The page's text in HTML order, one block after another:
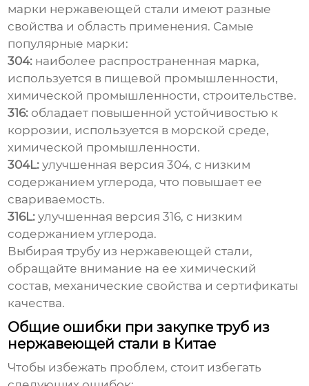
марки нержавеющей стали имеют разные
свойства и область применения. Самые
популярные марки:
304: наиболее распространенная марка,
используется в пищевой промышленности,
химической промышленности, строительстве.
316: обладает повышенной устойчивостью к
коррозии, используется в морской среде,
химической промышленности.
304L: улучшенная версия 304, с низким
содержанием углерода, что повышает ее
свариваемость.
316L: улучшенная версия 316, с низким
содержанием углерода.
Выбираятрубу из нержавеющей стали,
обращайте внимание на ее химический
состав, механические свойства и сертификаты
качества.
Общие ошибки при закупке труб из
нержавеющей стали в Китае
Чтобы избежать проблем, стоит избегать